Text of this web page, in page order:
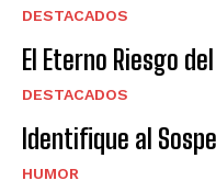
DESTACADOS
El Eterno Riesgo
DESTACADOS
Identifique al
HUMOR